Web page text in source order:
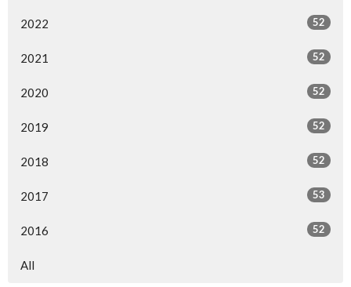
2022 52
2021 52
2020 52
2019 52
2018 52
2017 53
2016 52
All